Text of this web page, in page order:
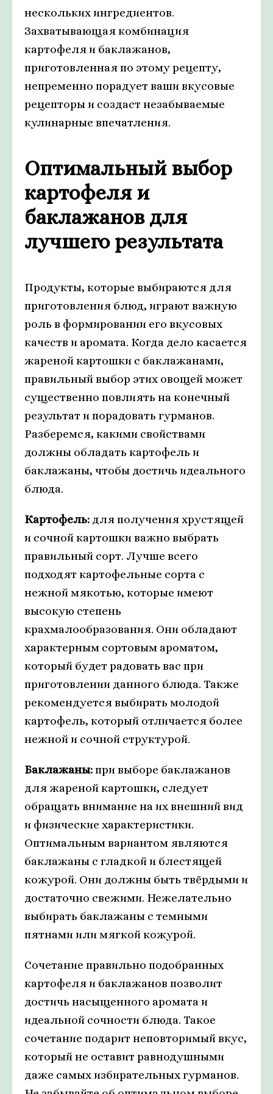
нескольких ингредиентов.
Захватывающая комбинация
картофеля и баклажанов,
приготовленная по этому рецепту,
непременно порадует ваши вкусовые
рецепторы и создаст незабываемые
кулинарные впечатления.
Оптимальный выбор
картофеля и
баклажанов для
лучшего результата
Продукты, которые выбираются для
приготовления блюд, играют важную
роль в формировании его вкусовых
качеств и аромата. Когда дело касается
жареной картошки с баклажанами,
правильный выбор этих овощей может
существенно повлиять на конечный
результат и порадовать гурманов.
Разберемся, какими свойствами
должны обладать картофель и
баклажаны, чтобы достичь идеального
блюда.
Картофель: для получения хрустящей
и сочной картошки важно выбрать
правильный сорт. Лучше всего
подходят картофельные сорта с
нежной мякотью, которые имеют
высокую степень
крахмалообразования. Они обладают
характерным сортовым ароматом,
который будет радовать вас при
приготовлении данного блюда. Также
рекомендуется выбирать молодой
картофель, который отличается более
нежной и сочной структурой.
Баклажаны:при выборе баклажанов
для жареной картошки, следует
обращать внимание на их внешний вид
и физические характеристики.
Оптимальным вариантом являются
баклажаны с гладкой и блестящей
кожурой. Они должны быть твёрдыми и
достаточно свежими. Нежелательно
выбирать баклажаны с темными
пятнами или мягкой кожурой.
Сочетание правильно подобранных
картофеля и баклажанов позволит
достичь насыщенного аромата и
идеальной сочности блюда. Такое
сочетание подарит неповторимый вкус,
который не оставит равнодушными
даже самых избирательных гурманов.